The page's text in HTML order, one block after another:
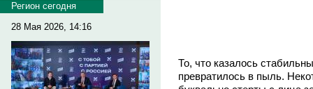
Регион сегодня
28 Мая 2026, 14:16
То, что казалось
превратилось в пыль.